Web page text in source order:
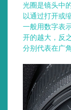
光圈是镜头中
以通过打开或
一般用数字表
开的越大，反
分别代表在广